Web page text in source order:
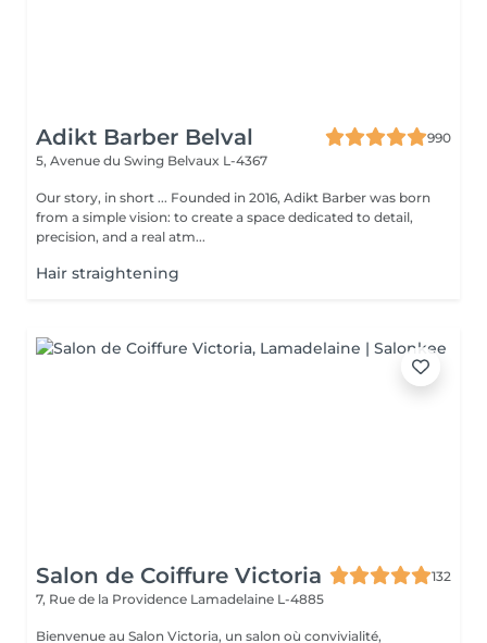
Adikt Barber Belval
990
5, Avenue du Swing Belvaux L-4367
Our story, in short ... Founded in 2016, Adikt Barber was born
from a simple vision: to create a space dedicated to detail,
precision, and a real atm...
Hair straightening
Salon de Coiffure Victoria
132
7, Rue de la Providence Lamadelaine L-4885
Bienvenue au Salon Victoria, un salon où convivialité,